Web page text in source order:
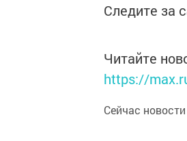
Следите за
Читайте
https://
Сейчас